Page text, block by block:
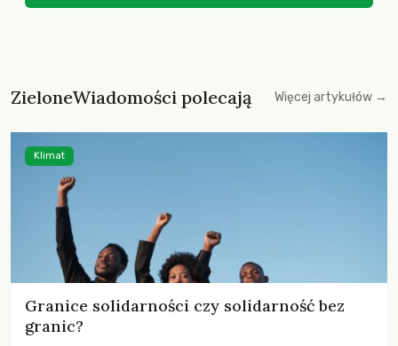
ZieloneWiadomości polecają Więcej artykułów →
Granice solidarności czy solidarność bez
granic?
Klimat